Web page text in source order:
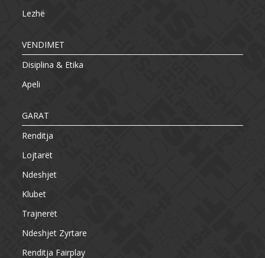
Lezhë
VENDIMET
Disiplina & Etika
Apeli
GARAT
Renditja
Lojtarët
Ndeshjet
Klubet
Trajnerët
Ndeshjet Zyrtare
Renditja Fairplay